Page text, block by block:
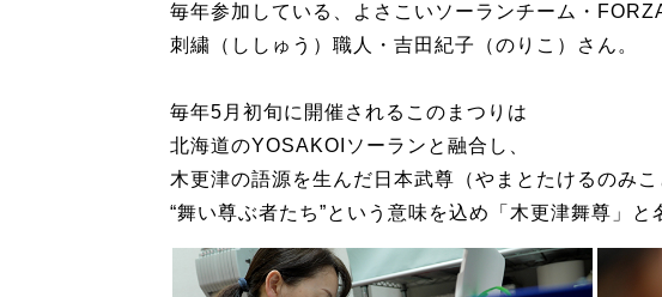
毎年参加している、よさこいソーランチーム・
刺繍（ししゅう）職人・吉田紀子（のりこ）さん。
毎年5月初旬に開催されるこのまつりは
北海道のYOSAKOIソーランと融合し、
木更津の語源を生んだ日本武尊（やまとたけるのみ
“舞い尊ぶ者たち”という意味を込め「木更津舞尊」と